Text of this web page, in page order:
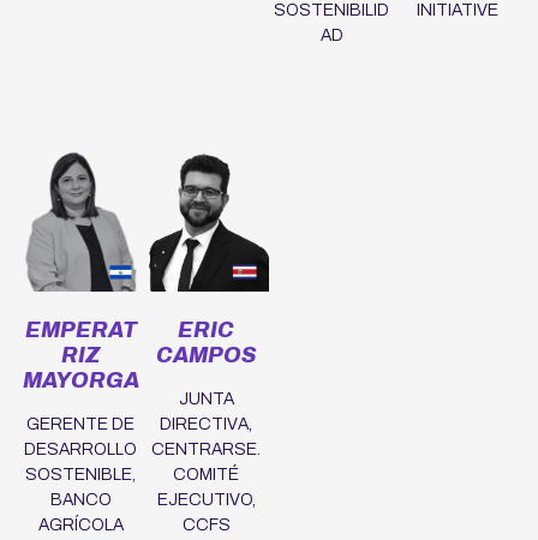
SOSTENIBILID
AD
INITIATIVE
EMPERAT
RIZ
MAYORGA
GERENTE DE
DESARROLLO
SOSTENIBLE,
BANCO
AGRÍCOLA
ERIC
CAMPOS
JUNTA
DIRECTIVA,
CENTRARSE.
COMITÉ
EJECUTIVO,
CCFS